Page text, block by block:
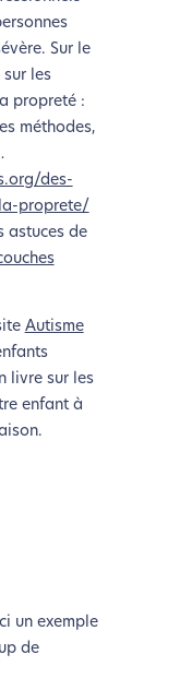
Sur le
les
propreté :
méthodes,
des-
proprete/
astuces de
Autisme
livre sur les
enfant à
un exemple
de